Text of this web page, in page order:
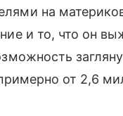
на
и то, что он
от 2,6